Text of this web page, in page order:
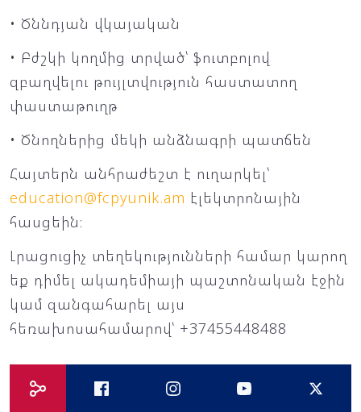
• Ծննդյան վկայական
• Բժշկի կողմից տրված՝ ֆուտբոլով
զբաղվելու թույլտվություն հաստատող
փաստաթուղթ
• Ծնողներից մեկի անձնագրի պատճեն
Հայտերն անհրաժեշտ է ուղարկել՝
education@fcpyunik.am էլեկտրոնային
հասցեին։
Լրացուցիչ տեղեկությունների համար կարող
եք դիմել ակադեմիայի պաշտոնական էջին
կամ զանգահարել այս
հեռախոսահամարով՝ +37455448488